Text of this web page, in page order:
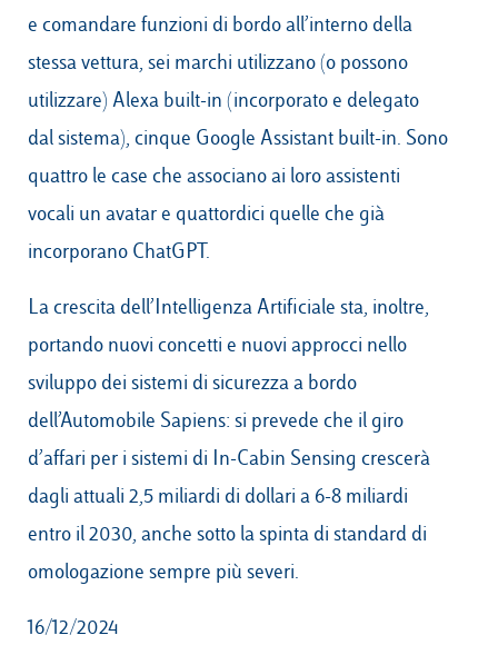
e comandare funzioni di bordo all’interno della
stessa vettura, sei marchi utilizzano (o possono
utilizzare) Alexa built-in (incorporato e delegato
dal sistema), cinque Google Assistant built-in. Sono
quattro le case che associano ai loro assistenti
vocali un avatar e quattordici quelle che già
incorporano ChatGPT.
La crescita dell’Intelligenza Artificiale sta, inoltre,
portando nuovi concetti e nuovi approcci nello
sviluppo dei sistemi di sicurezza a bordo
dell’Automobile Sapiens: si prevede che il giro
d’affari per i sistemi di In-Cabin Sensing crescerà
dagli attuali 2,5 miliardi di dollari a 6-8 miliardi
entro il 2030, anche sotto la spinta di standard di
omologazione sempre più severi.
16/12/2024